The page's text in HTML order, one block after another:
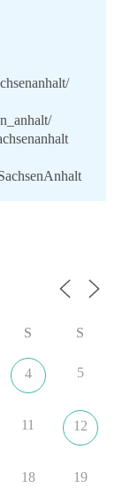
ansehen
S S
4 5
11 12
18 19